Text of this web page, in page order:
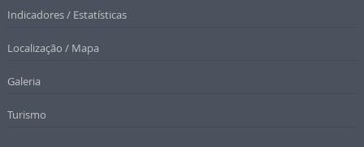
Indicadores / Estatísticas
Localização / Mapa
Galeria
Turismo